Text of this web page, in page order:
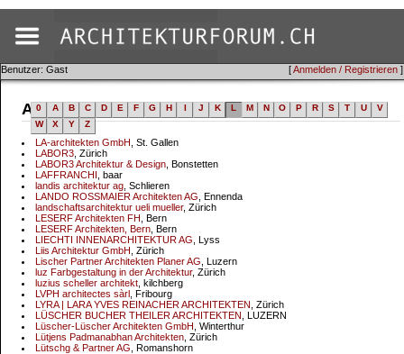
[Anmelden / Registrieren ]
Benutzer: Gast
Adressen
0 A B C D E F G H I J K L M N O P R S T U
V
W
X Y Z
LA-architekten GmbH , St. Gallen
LABOR3 , Zürich
LABOR3 Architektur & Design , Bonstetten
LAFFRANCHI , baar
landis architektur ag , Schlieren
LANDO ROSSMAIER Architekten AG , Ennenda
landschaftsarchitektur ueli mueller, Zürich
LESERF Architekten FH , Bern
LESERF Architekten, Bern , Bern
LIECHTI INNENARCHITEKTUR AG , Lyss
Liis Architektur GmbH , Zürich
Lischer Partner Architekten Planer AG , Luzern
luz Farbgestaltung in der Architektur, Zürich
luzius scheller architekt , kilchberg
LVPH architectes sàrl , Fribourg
LYRA | LARA YVES REINACHER ARCHITEKTEN , Zürich
LÜSCHER BUCHER THEILER ARCHITEKTEN , LUZERN
Lüscher-Lüscher Architekten GmbH , Winterthur
Lütjens Padmanabhan Architekten , Zürich
Lütschg & Partner AG , Romanshorn